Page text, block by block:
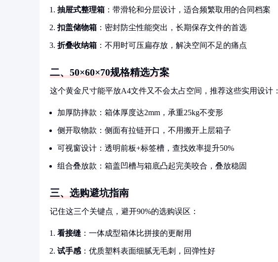
抽屉式整理箱 ：带滑轮和分层设计，适合频繁取用的合同档案
扣盖储物箱 ：密封防尘性能突出，长期保存文件的首选
折叠收纳箱 ：不用时可压扁存放，解决空间不足的痛点
二、50×60×70规格精选方案
这个黄金尺寸能平放A4文件又不会太占空间，推荐这些实用设计：
加厚防摔款：箱体厚度达2mm，承重25kg不变形
侧开取物款：侧面有拉链开口，不用搬开上层箱子
可视窗设计：透明前板+标签槽，查找效率提升50%
组合叠放款：箱盖凹槽与箱底凸起完美咬合，叠放稳固
三、选购避坑指南
记住这三个关键点，避开90%的选购误区：
看接缝 ：一体成型箱体比拼接的更耐用
试手感 ：优质塑料表面细腻无毛刺，回弹性好